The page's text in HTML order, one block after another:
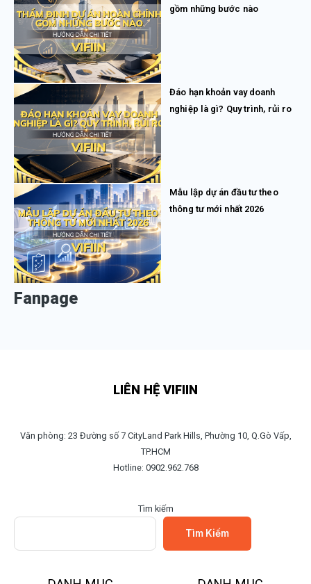
gồm những bước nào
Đáo hạn khoản vay doanh
nghiệp là gì? Quy trình, rủi ro
Mẫu lập dự án đầu tư theo
thông tư mới nhất 2026
Fanpage
LIÊN HỆ VIFIIN
Văn phòng: 23 Đường số 7 CityLand Park Hills, Phường 10, Q.Gò Vấp,
TP.HCM
Hotline: 0902.962.768
Tìm kiếm
Tìm Kiếm